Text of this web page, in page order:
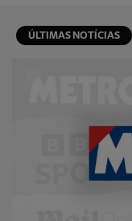
ÚLTIMAS NOTÍCIAS